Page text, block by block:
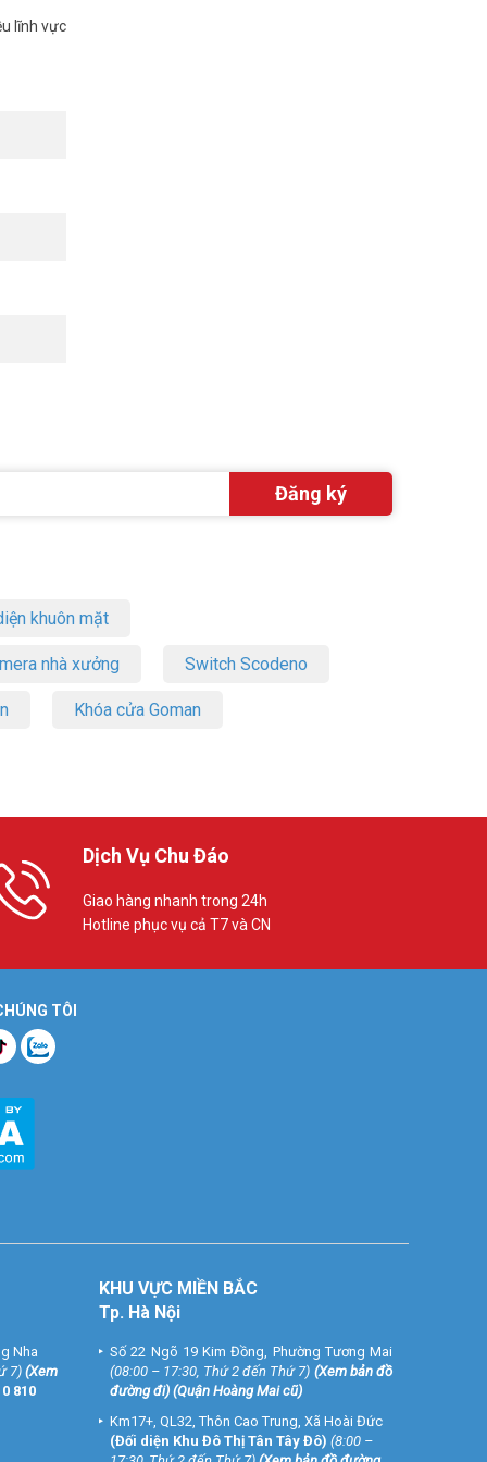
lĩnh vực
khuôn mặt
nhà xưởng Switch Scodeno
Khóa cửa Goman
Dịch Vụ Chu Đáo
Giao hàng nhanh trong 24h
Hotline phục vụ cả T7 và CN
TÔI
Nha
7)(Xem
810
KHU VỰC MIỀN BẮC
Tp. Hà Nội
Số 22 Ngõ 19 Kim Đồng, Phường Tương Mai
(08:00 – 17:30, Thứ 2 đến Thứ 7) (Xem bản đồ
đường đi) (Quận Hoàng Mai cũ)
Km17+, QL32, Thôn Cao Trung, Xã Hoài Đức
(Đối diện Khu Đô Thị Tân Tây Đô) (8:00 –